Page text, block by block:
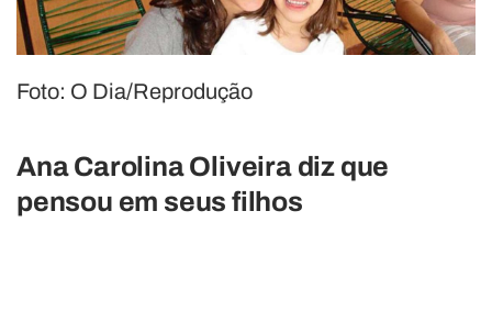
Foto: O Dia/Reprodução
Ana Carolina Oliveira diz que
pensou em seus filhos